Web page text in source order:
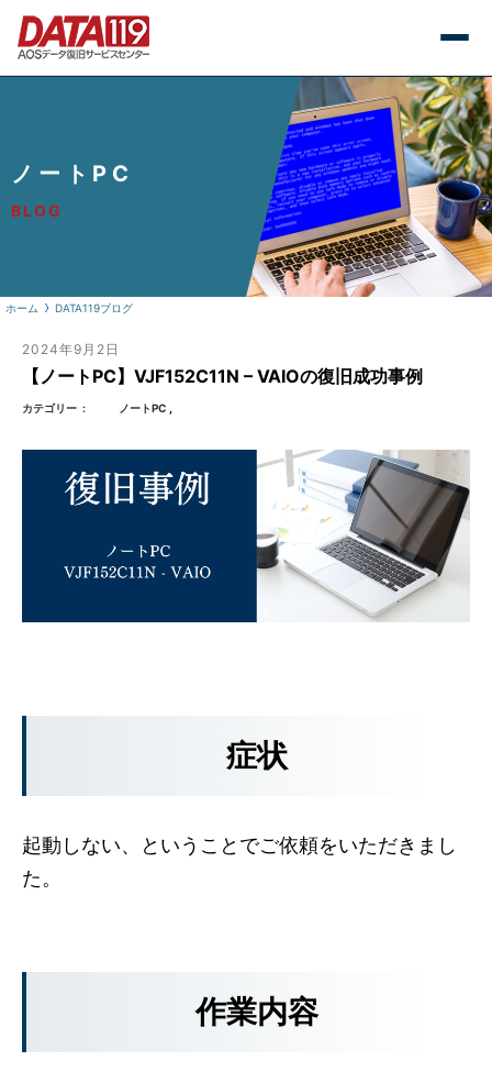
ノートPC
BLOG
ホーム DATA119ブログ
2024年9月2日
【ノートPC】VJF152C11N – VAIOの復旧成功事例
カテゴリー ノートPC
症状
起動しない、ということでご依頼をいただきまし
た。
作業内容